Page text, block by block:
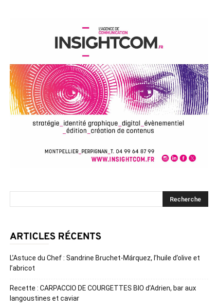
ARTICLES RÉCENTS
L’Astuce du Chef : Sandrine Bruchet-Márquez, l’huile d’olive et
l’abricot
Recette : CARPACCIO DE COURGETTES BIO d’Adrien, bar aux
langoustines et caviar